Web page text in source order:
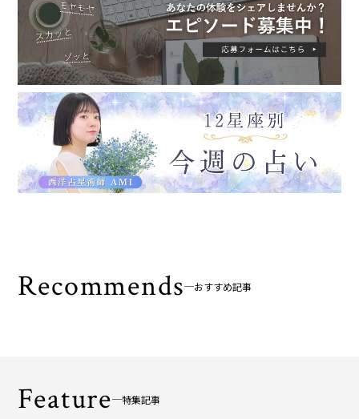
Recommends おすすめ記事
Feature 特集記事